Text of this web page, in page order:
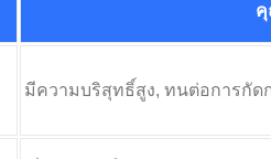
มีความบริสุทธิ์สูง, ทนต่อการกัด